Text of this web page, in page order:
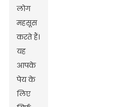
लोग
महसूस
करते हैं।
यह
आपके
पेय के
लिए